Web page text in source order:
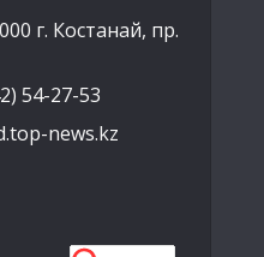
г. Костанай, пр.
54-27-53
news.kz